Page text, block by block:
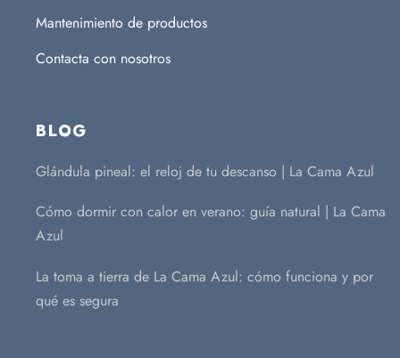
Mantenimiento de productos
Contacta con nosotros
BLOG
Glándula pineal: el reloj de tu descanso | La Cama Azul
Cómo dormir con calor en verano: guía natural | La Cama
Azul
La toma a tierra de La Cama Azul: cómo funciona y por
qué es segura